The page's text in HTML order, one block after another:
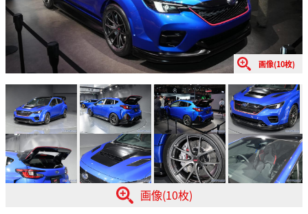
画像(10枚)
画像(10枚)